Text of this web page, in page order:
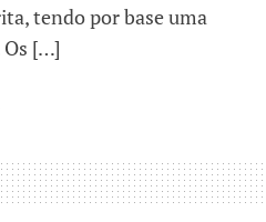
tendo por base uma
Os […]
em
Construção…